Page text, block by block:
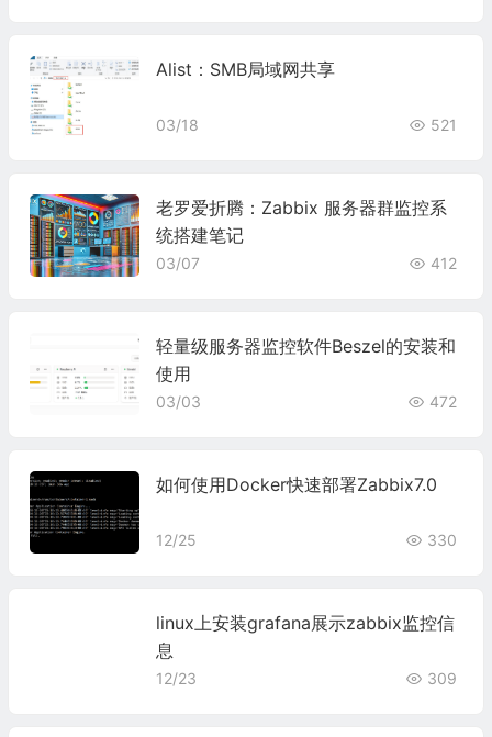
Alist：SMB局域网共享
03/18 521
老罗爱折腾：Zabbix 服务器群监控系
统搭建笔记
03/07 412
轻量级服务器监控软件Beszel的安装和
使用
03/03 472
如何使用Docker快速部署Zabbix7.0
12/25 330
linux上安装grafana展示zabbix监控信
息
12/23 309